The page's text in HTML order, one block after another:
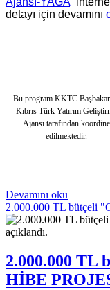
detayı için devamını
Bu program KKTC
Kıbrıs Türk Yatırım
Ajansı tarafından koordine
edilmektedir.
Devamını oku
2.000.000 TL bütçeli
2.000.000
HİBE